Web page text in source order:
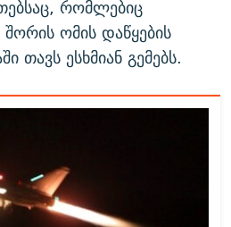
რომლებიც
ომის დაწყების
თავს ესხმიან გემებს.